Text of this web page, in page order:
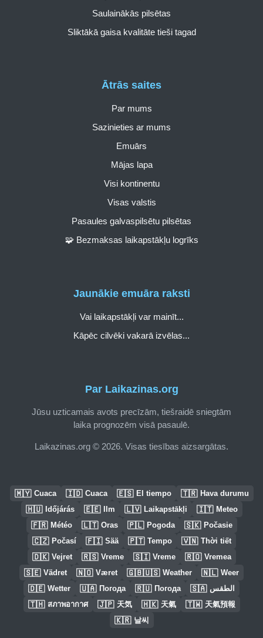
Par Laikazinas.org
Jūsu uzticamais avots precīzām, tiešraidē sniegtām
laika prognozēm visā pasaulē.
Laikazinas.org © 2026. Visas tiesības aizsargātas.
Ātrās saites
Par mums
Sazinieties ar mums
Emuārs
Mājas lapa
Visi kontinentu
Visas valstis
Pasaules galvaspilsētu pilsētas
🧩 Bezmaksas laikapstākļu logrīks
Saulainākās pilsētas
Sliktākā gaisa kvalitāte tieši tagad
Jaunākie emuāra raksti
Vai laikapstākļi var mainīt...
Kāpēc cilvēki vakarā izvēlas...
🇲🇾 Cuaca 🇮🇩 Cuaca 🇪🇸 El tiempo 🇹🇷 Hava durumu
🇭🇺 Időjárás 🇪🇪 Ilm 🇱🇻 Laikapstākļi 🇮🇹 Meteo
🇫🇷 Météo 🇱🇹 Oras 🇵🇱 Pogoda 🇸🇰 Počasie
🇨🇿 Počasí 🇫🇮 Sää 🇵🇹 Tempo 🇻🇳 Thời tiết
🇩🇰 Vejret 🇷🇸 Vreme 🇸🇮 Vreme 🇷🇴 Vremea
🇸🇪 Vädret 🇳🇴 Været 🇬🇧🇺🇸 Weather 🇳🇱 Weer
🇩🇪 Wetter 🇺🇦 Погода 🇷🇺 Погода 🇸🇦 الطقس
🇹🇭 สภาพอากาศ 🇯🇵 天気 🇭🇰 天氣 🇹🇼 天氣預報
🇰🇷 날씨